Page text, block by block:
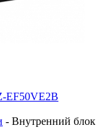
EF50VE2B
- Внутренний блок